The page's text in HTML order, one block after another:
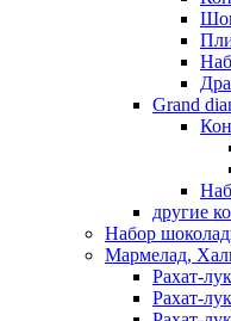
Grand
другие
Набор
Мармелад,
Рахат-
Рахат-